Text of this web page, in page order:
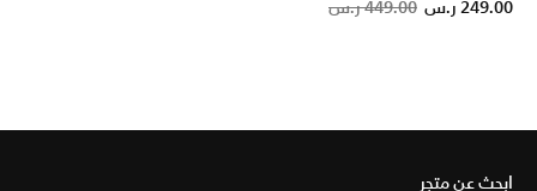
Price
449.00 ر.س 249.00 ر.س
ابحث عن متجر